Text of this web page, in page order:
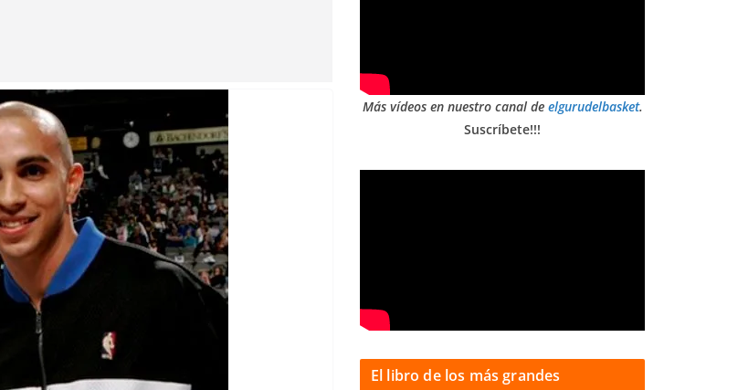
Más vídeos en nuestro canal de elgurudelbasket.
Suscríbete!!!
El libro de los más grandes